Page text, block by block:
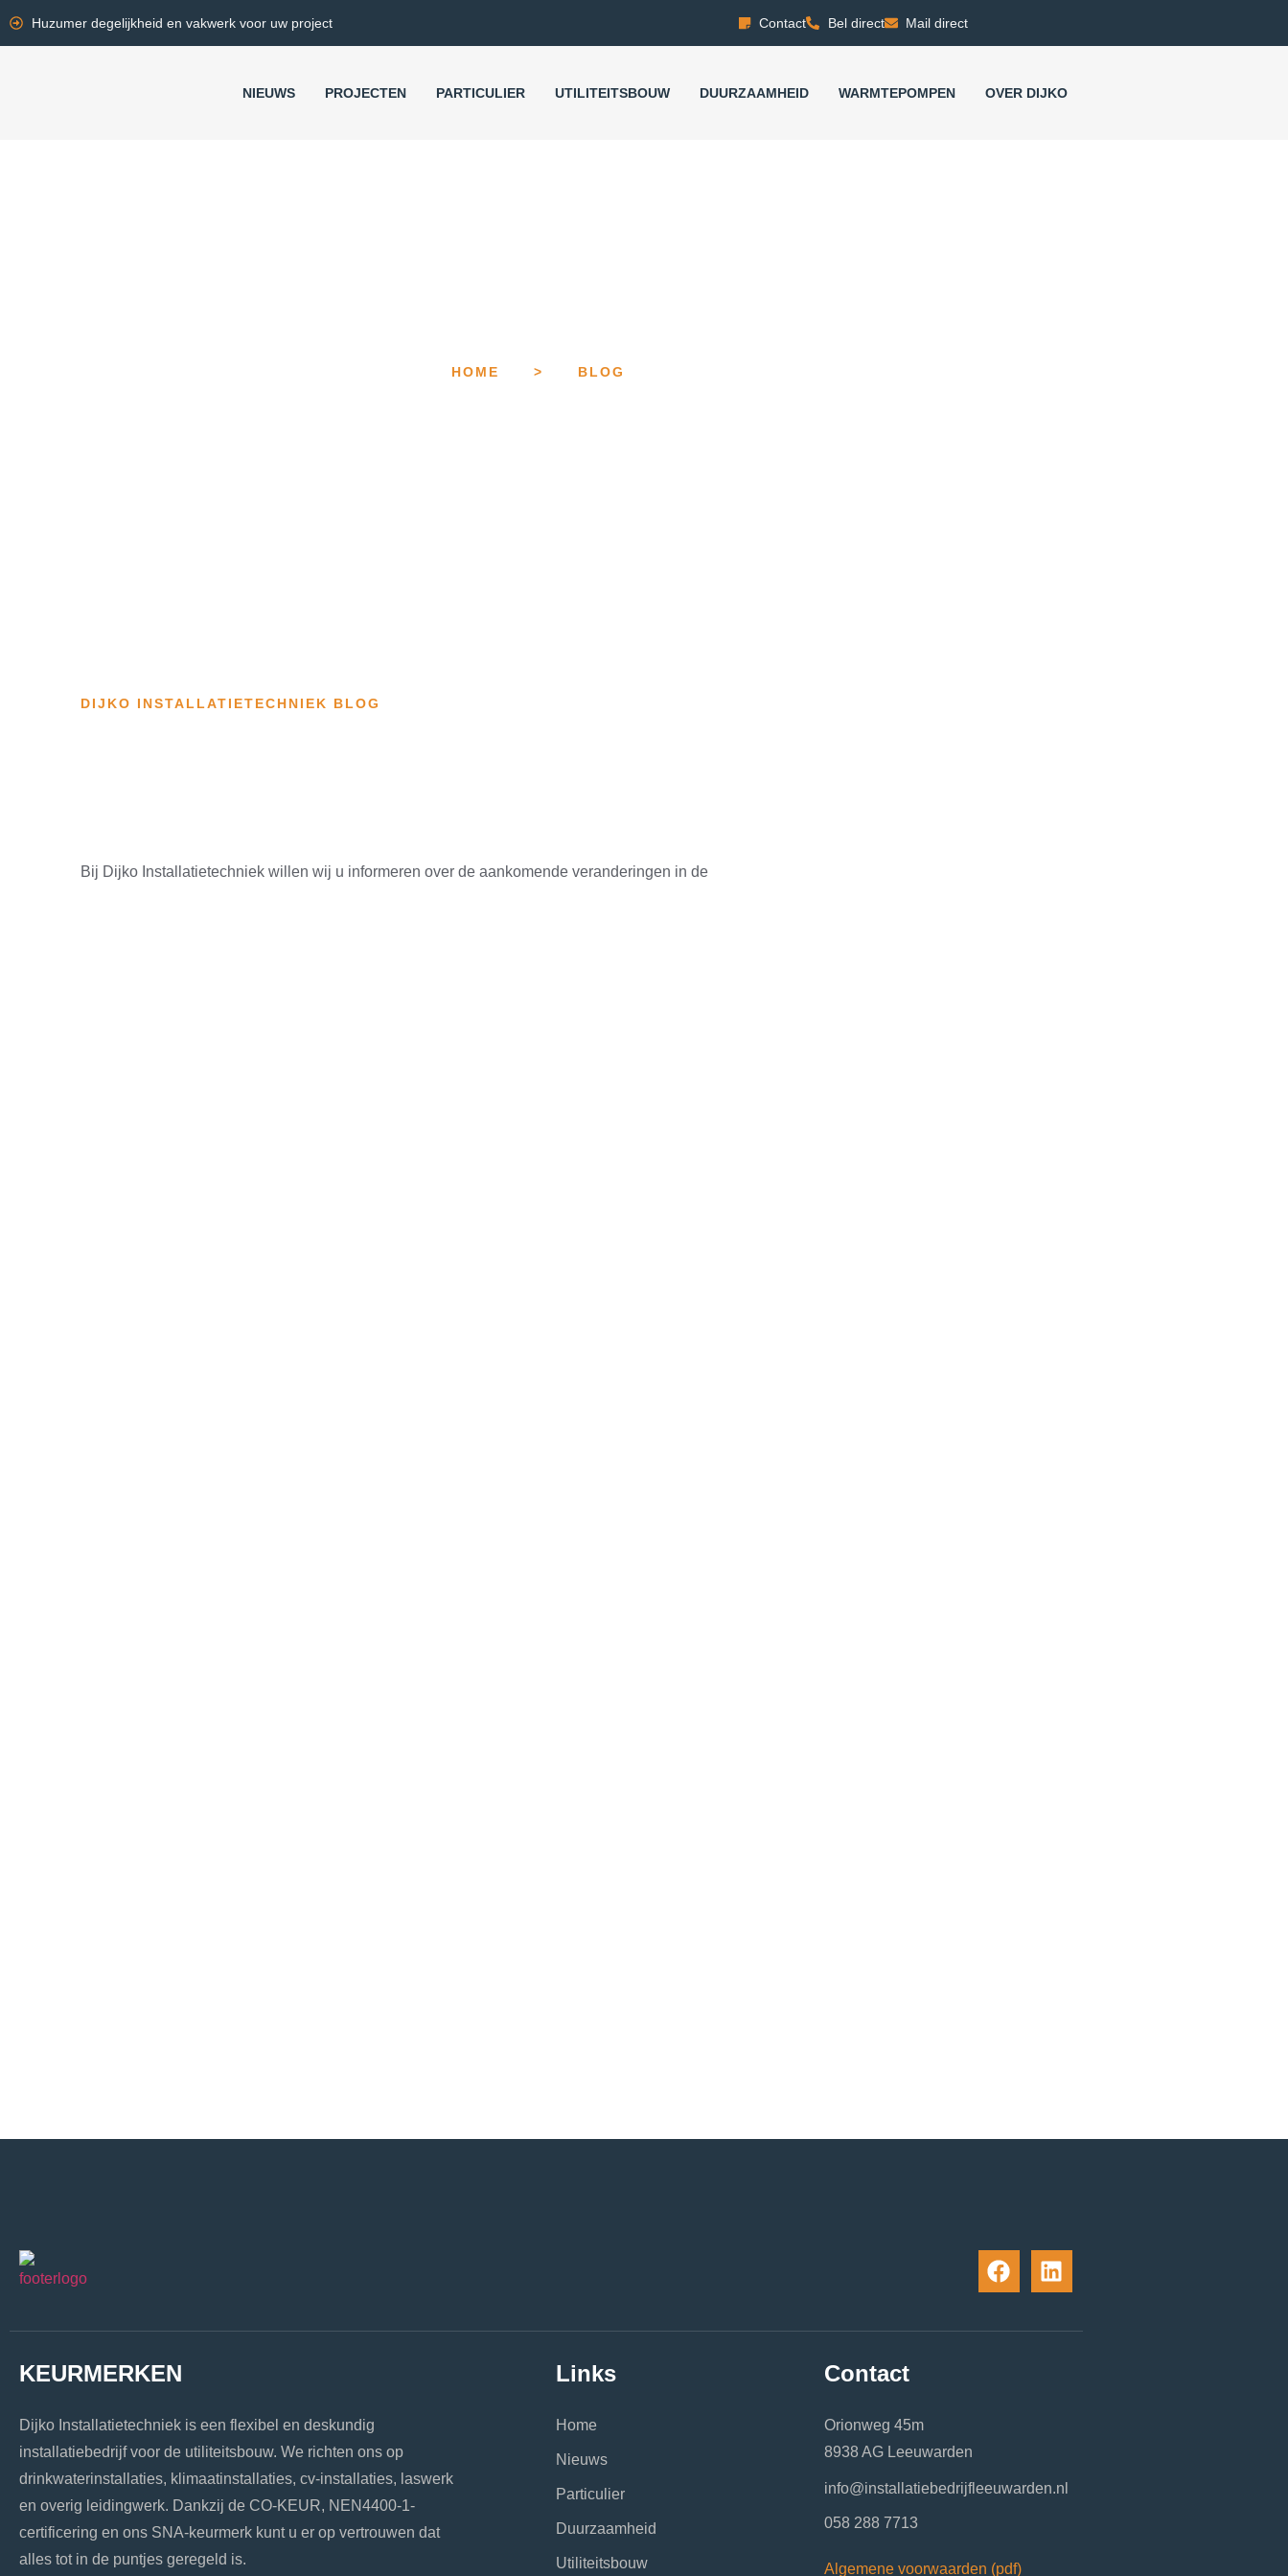
Huzumer degelijkheid en vakwerk voor uw project Contact Bel direct Mail direct
NIEUWS PROJECTEN PARTICULIER UTILITEITSBOUW DUURZAAMHEID WARMTEPOMPEN OVER DIJKO
HOME > BLOG
DIJKO INSTALLATIETECHNIEK BLOG
Bij Dijko Installatietechniek willen wij u informeren over de aankomende veranderingen in de
KEURMERKEN
Dijko Installatietechniek is een flexibel en deskundig
installatiebedrijf voor de utiliteitsbouw. We richten ons op
drinkwaterinstallaties, klimaatinstallaties, cv-installaties, laswerk
en overig leidingwerk. Dankzij de CO-KEUR, NEN4400-1-
certificering en ons SNA-keurmerk kunt u er op vertrouwen dat
alles tot in de puntjes geregeld is.
Links
Home
Nieuws
Particulier
Duurzaamheid
Utiliteitsbouw
Contact
Orionweg 45m
8938 AG Leeuwarden
info@installatiebedrijfleeuwarden.nl
058 288 7713
Algemene voorwaarden (pdf)